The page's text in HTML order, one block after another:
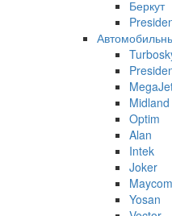
Беркут
Midland
Optim
Alan
Intek
Joker
Maycom
Yosan